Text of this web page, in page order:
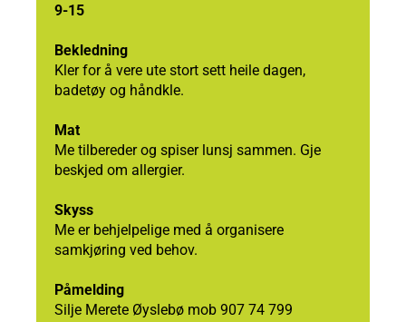
9-15
Bekledning
Kler for å vere ute stort sett heile dagen,
badetøy og håndkle.
Mat
Me tilbereder og spiser lunsj sammen. Gje
beskjed om allergier.
Skyss
Me er behjelpelige med å organisere
samkjøring ved behov.
Påmelding
Silje Merete Øyslebø mob 907 74 799